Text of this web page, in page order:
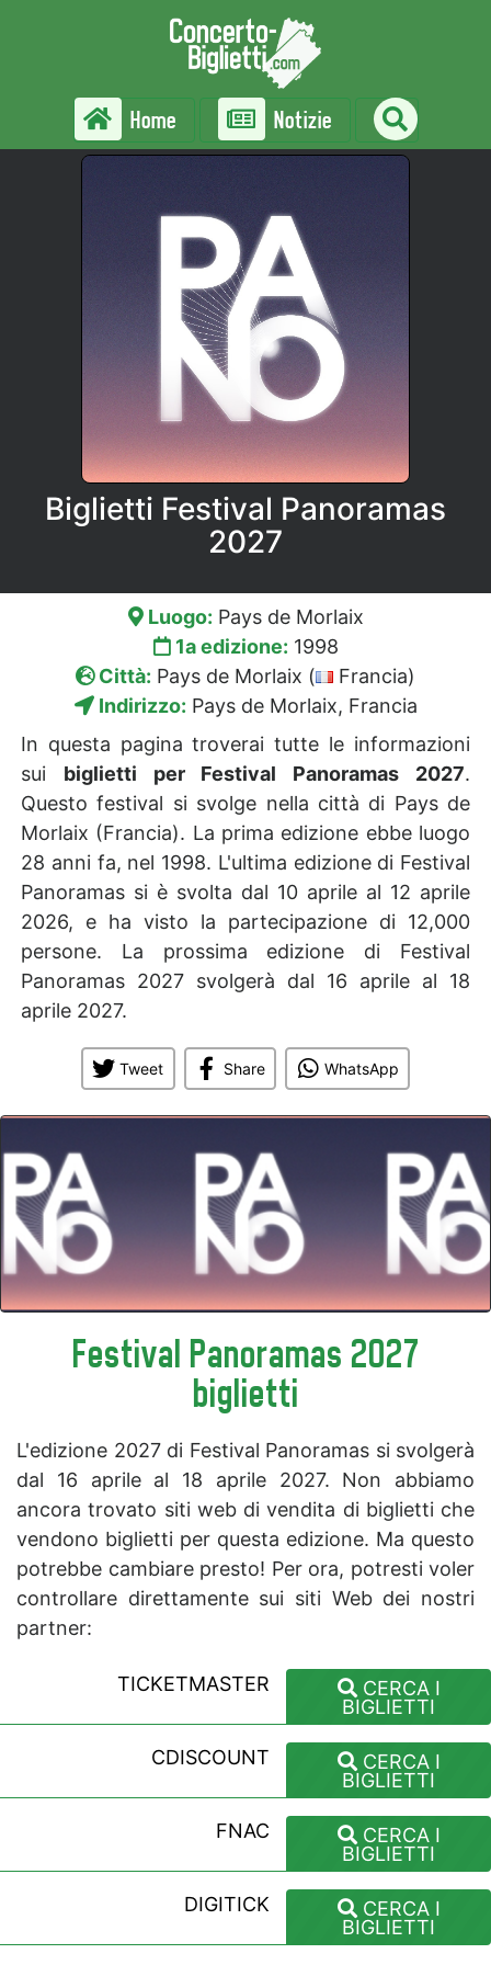
Home Notizie
Biglietti Festival Panoramas
2027
Luogo: Pays de Morlaix
1a edizione: 1998
Città: Pays de Morlaix (
Francia)
Indirizzo: Pays de Morlaix, Francia
In questa pagina troverai tutte le informazioni
sui biglietti per Festival Panoramas 2027.
Questo festival si svolge nella città di Pays de
Morlaix (Francia). La prima edizione ebbe luogo
28 anni fa, nel 1998. L'ultima edizione di Festival
Panoramas si è svolta dal 10 aprile al 12 aprile
2026, e ha visto la partecipazione di 12,000
persone. La prossima edizione di Festival
Panoramas 2027 svolgerà dal 16 aprile al 18
aprile 2027.
Tweet Share WhatsApp
Festival Panoramas 2027
biglietti
L'edizione 2027 di Festival Panoramas si svolgerà
dal 16 aprile al 18 aprile 2027. Non abbiamo
ancora trovato siti web di vendita di biglietti che
vendono biglietti per questa edizione. Ma questo
potrebbe cambiare presto! Per ora, potresti voler
controllare direttamente sui siti Web dei nostri
partner:
TICKETMASTER
CERCA I
BIGLIETTI
CDISCOUNT
CERCA I
BIGLIETTI
FNAC
CERCA I
BIGLIETTI
DIGITICK
CERCA I
BIGLIETTI